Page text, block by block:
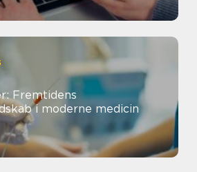
Fremtidens
i moderne medicin